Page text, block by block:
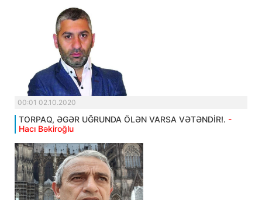
00:01 02.10.2020
TORPAQ, ƏGƏR UĞRUNDA ÖLƏN VARSA VƏTƏNDİR!. -
Hacı Bəkiroğlu